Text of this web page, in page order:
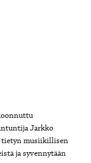
Jarkko
tietyn musiikillisen
ja syvennytään